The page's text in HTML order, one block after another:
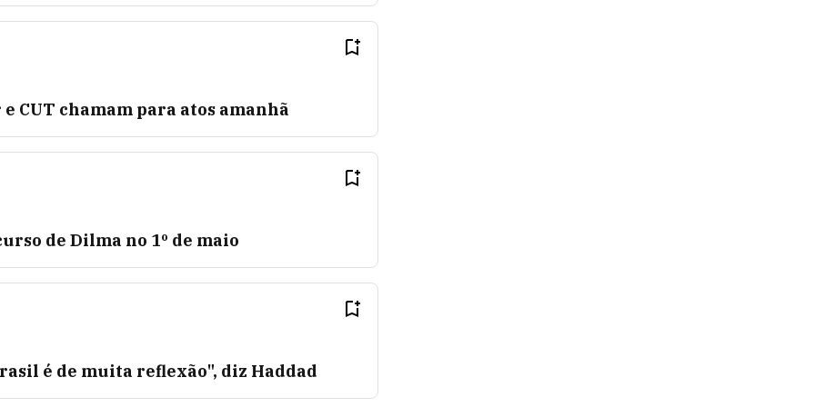
CUT chamam para atos amanhã
de Dilma no 1º de maio
é de muita reflexão", diz Haddad